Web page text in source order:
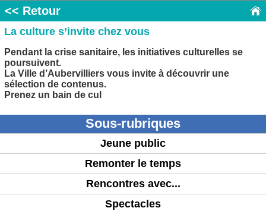
<< Retour
La culture s’invite chez vous
Pendant la crise sanitaire, les initiatives culturelles se
poursuivent.
La Ville d’Aubervilliers vous invite à découvrir une
sélection de contenus.
Prenez un bain de cul
Sous-rubriques
Jeune public
Remonter le temps
Rencontres avec...
Spectacles